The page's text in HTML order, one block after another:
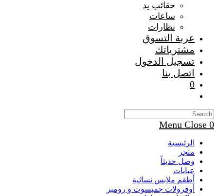
حقائب يد
ساعات
نظارات
عربة التسوق
مشترياتك
تسجيل الدخول
اتصل بنا
0
search
0
Menu Close
الرئيسية
متجر
وصل حديثاً
عبايات
أطقم ملابس نسائية
أوفرولات جمبسوت و رومبر